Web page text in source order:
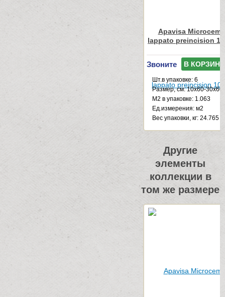
Apavisa
lappato preincision
Звоните В КОРЗИНУ
Шт.в упаковке: 6
Размер, см: 10x60-30x60
М2 в упаковке: 1.063
Ед.измерения: м2
Веc упаковки, кг: 24.765
Другие
элементы
коллекции в
том же размере